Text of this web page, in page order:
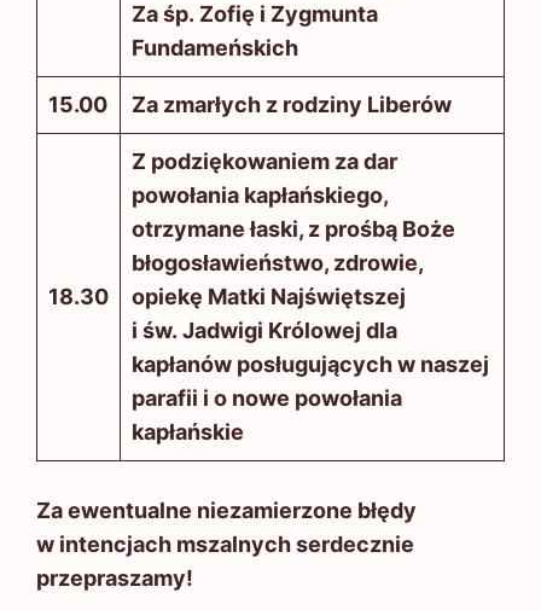
Za śp. Zofię i Zygmunta
Fundameńskich
15.00 Za zmarłych z rodziny Liberów
18.30
Z podziękowaniem za dar
powołania kapłańskiego,
otrzymane łaski, z prośbą Boże
błogosławieństwo, zdrowie,
opiekę Matki Najświętszej
i św. Jadwigi Królowej dla
kapłanów posługujących w naszej
parafii i o nowe powołania
kapłańskie
Za ewentualne niezamierzone błędy
w intencjach mszalnych serdecznie
przepraszamy!